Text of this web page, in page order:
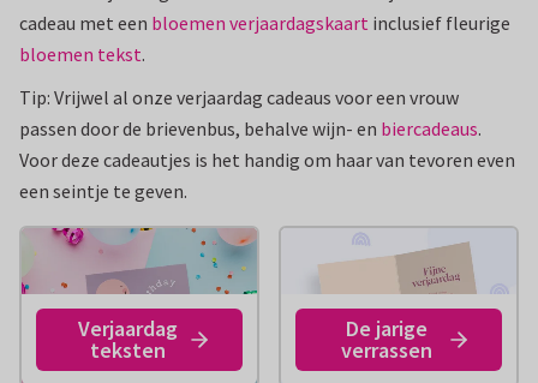
cadeau met een bloemen verjaardagskaart inclusief fleurige
bloemen tekst.
Tip: Vrijwel al onze verjaardag cadeaus voor een vrouw
passen door de brievenbus, behalve wijn- en biercadeaus.
Voor deze cadeautjes is het handig om haar van tevoren even
een seintje te geven.
Verjaardag
teksten
De jarige
verrassen